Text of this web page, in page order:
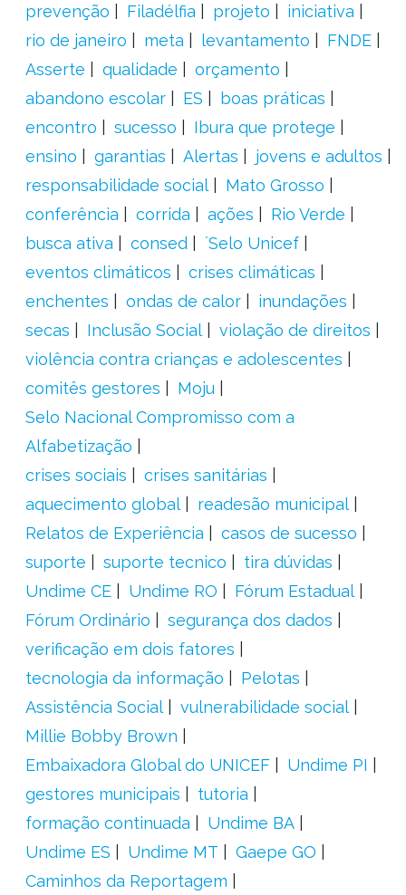
prevenção
Filadélfia projeto
iniciativa
rio de janeiro
meta levantamento
FNDE
Asserte
qualidade
orçamento
abandono escolar
ES
boas práticas
encontro
sucesso
Ibura que protege
ensino
garantias Alertas
jovens e adultos
responsabilidade social
Mato Grosso
conferência
corrida ações
Rio Verde
busca ativa
consed
´Selo Unicef
eventos climáticos
crises climáticas
enchentes
ondas de calor
inundações
secas
Inclusão Social
violação de direitos
violência contra crianças e adolescentes
comitês gestores
Moju
Selo Nacional Compromisso com a
Alfabetização
crises sociais
crises sanitárias
aquecimento global
readesão municipal
Relatos de Experiência
casos de sucesso
suporte
suporte tecnico
tira dúvidas
Undime CE
Undime RO
Fórum Estadual
Fórum Ordinário
segurança dos dados
verificação em dois fatores
tecnologia da informação
Pelotas
Assistência Social
vulnerabilidade social
Millie Bobby Brown
Embaixadora Global do UNICEF
Undime PI
gestores municipais
tutoria
formação continuada
Undime BA
Undime ES
Undime MT
Gaepe GO
Caminhos da Reportagem